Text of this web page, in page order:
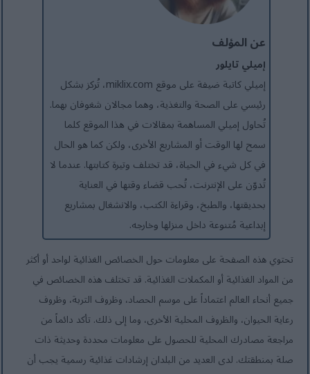
عن المؤلف
إميلي تايلور
إميلي كاتبة ضيفة على موقع miklix.com، تُركز بشكل
رئيسي على الصحة والتغذية، وهما مجالان شغوفان بهما.
تُحاول إميلي المساهمة بمقالات في هذا الموقع كلما
سمح لها الوقت أو المشاريع الأخرى، ولكن كما هو الحال
في كل شيء في الحياة، قد تختلف وتيرة كتابتها. عندما لا
تُدوّن على الإنترنت، تُحب قضاء وقتها في العناية
بحديقتها، والطبخ، وقراءة الكتب، والانشغال بمشاريع
إبداعية مُتنوعة داخل منزلها وخارجه.
تحتوي هذه الصفحة على معلومات حول الخصائص الغذائية لواحد أو أكثر
من المواد الغذائية أو المكملات الغذائية. قد تختلف هذه الخصائص في
جميع أنحاء العالم اعتماداً على موسم الحصاد، وظروف التربة، وظروف
رعاية الحيوان، والظروف المحلية الأخرى، وما إلى ذلك. تأكد دائماً من
مراجعة مصادرك المحلية للحصول على معلومات محددة وحديثة ذات
صلة بمنطقتك. لدى العديد من البلدان إرشادات غذائية رسمية يجب أن